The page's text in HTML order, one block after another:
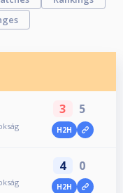
3 5
H2H
4 0
H2H